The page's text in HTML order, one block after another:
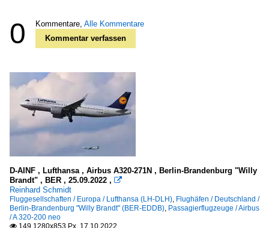
0 Kommentare, Alle Kommentare
Kommentar verfassen
D-AINF , Lufthansa , Airbus A320-271N , Berlin-Brandenburg "Willy
Brandt" , BER , 25.09.2022 , 
Reinhard Schmidt
Fluggesellschaften / Europa / Lufthansa (LH-DLH), Flughäfen / Deutschland /
Berlin-Brandenburg "Willy Brandt" (BER-EDDB), Passagierflugzeuge / Airbus
/ A 320-200 neo
 149 1280x853 Px, 17.10.2022